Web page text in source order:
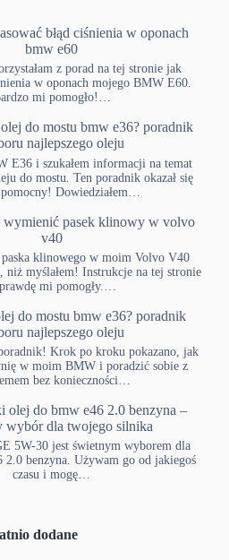
błąd ciśnienia w oponach
bmw e60
z porad na tej stronie jak
w oponach mojego BMW E60.
mi pomogło!…
do mostu bmw e36? poradnik
najlepszego oleju
E36 i szukałem informacji na temat
do mostu. Ten poradnik okazał się
Dowiedziałem…
wymienić pasek klinowy w volvo
v40
paska klinowego w moim Volvo V40
niż myślałem! Instrukcje na tej stronie
mi pomogły.…
do mostu bmw e36? poradnik
najlepszego oleju
Krok po kroku pokazano, jak
w moim BMW i poradzić sobie z
bez konieczności…
olej do bmw e46 2.0 benzyna –
wybór dla twojego silnika
5W-30 jest świetnym wyborem dla
benzyna. Używam go od jakiegoś
czasu i mogę…
dodane